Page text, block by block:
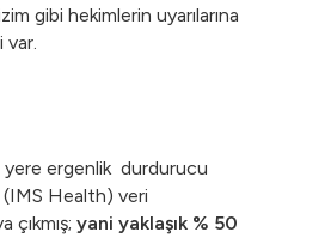
gibi hekimlerin uyarılarına
var.
yere ergenlik durdurucu
(IMS Health) veri
yani yaklaşık % 50